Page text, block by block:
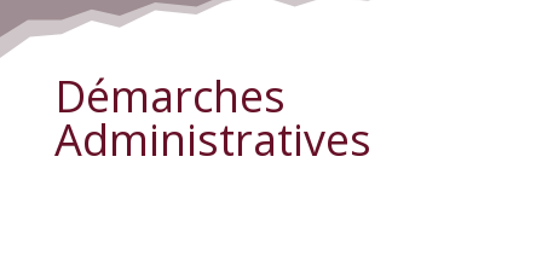
Démarches
Administratives